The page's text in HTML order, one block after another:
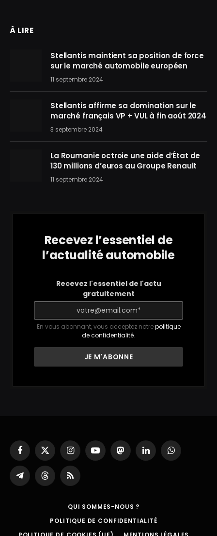
À LIRE
Stellantis maintient sa position de force
sur le marché automobile européen
11 septembre 2024
Stellantis affirme sa domination sur le
marché français VP + VUL à fin août 2024
3 septembre 2024
La Roumanie octroie une aide d’État de
130 millions d’euros au Groupe Renault
11 septembre 2024
Recevez l’essentiel de
l’actualité automobile
Recevez l'essentiel de l'actu
gratuitement
En vous abonnant, vous acceptez notrepolitique
de confidentialité.
Facebook
X
(Twitter)
InstagramYouTubeMastodonLinkedInWhatsApp
Partager
sur
ThreadsRSS
QUI SOMMES-NOUS ?
POLITIQUE DE CONFIDENTIALITÉ